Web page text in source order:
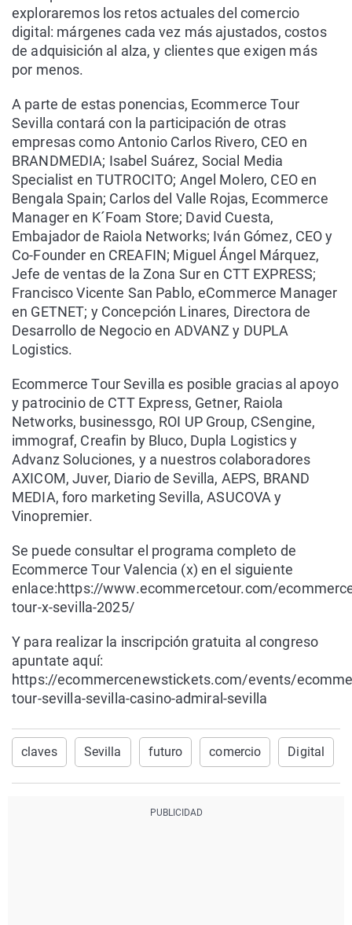
exploraremos los retos actuales del comercio
digital: márgenes cada vez más ajustados, costos
de adquisición al alza, y clientes que exigen más
por menos.
A parte de estas ponencias, Ecommerce Tour
Sevilla contará con la participación de otras
empresas como Antonio Carlos Rivero, CEO en
BRANDMEDIA; Isabel Suárez, Social Media
Specialist en TUTROCITO; Angel Molero, CEO en
Bengala Spain; Carlos del Valle Rojas, Ecommerce
Manager en K´Foam Store; David Cuesta,
Embajador de Raiola Networks; Iván Gómez, CEO y
Co-Founder en CREAFIN; Miguel Ángel Márquez,
Jefe de ventas de la Zona Sur en CTT EXPRESS;
Francisco Vicente San Pablo, eCommerce Manager
en GETNET; y Concepción Linares, Directora de
Desarrollo de Negocio en ADVANZ y DUPLA
Logistics.
Ecommerce Tour Sevilla es posible gracias al apoyo
y patrocinio de CTT Express, Getner, Raiola
Networks, businessgo, ROI UP Group, CSengine,
immograf, Creafin by Bluco, Dupla Logistics y
Advanz Soluciones, y a nuestros colaboradores
AXICOM, Juver, Diario de Sevilla, AEPS, BRAND
MEDIA, foro marketing Sevilla, ASUCOVA y
Vinopremier.
Se puede consultar el programa completo de
Ecommerce Tour Valencia (x) en el siguiente
enlace:https://www.ecommercetour.com/
tour-x-sevilla-2025/
Y para realizar la inscripción gratuita al congreso
apuntate aquí:
https://ecommercenewstickets.com/events/
tour-sevilla-sevilla-casino-admiral-sevilla
claves Sevilla futuro comercio Digital